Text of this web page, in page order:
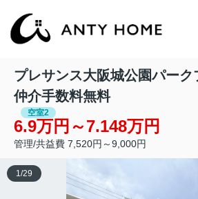
プレサンス大阪城公園パー
仲介手数料無料
空室2
6.9万円～7.148万円
管理/共益費 7,520円～9,000円
1 /29